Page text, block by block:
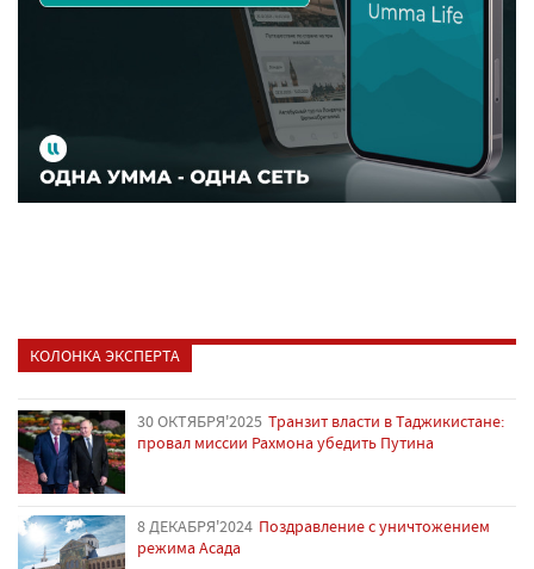
КОЛОНКА ЭКСПЕРТА
30 ОКТЯБРЯ'2025 Транзит власти в Таджикистане:
провал миссии Рахмона убедить Путина
8 ДЕКАБРЯ'2024 Поздравление с уничтожением
режима Асада